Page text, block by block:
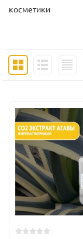
косметики